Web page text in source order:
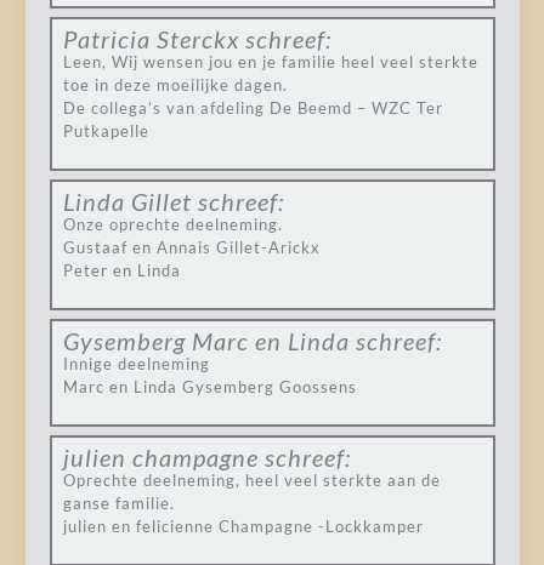
Patricia Sterckx schreef:
Leen, Wij wensen jou en je familie heel veel sterkte
toe in deze moeilijke dagen.
De collega’s van afdeling De Beemd – WZC Ter
Putkapelle
Linda Gillet schreef:
Onze oprechte deelneming.
Gustaaf en Annais Gillet-Arickx
Peter en Linda
Gysemberg Marc en Linda schreef:
Innige deelneming
Marc en Linda Gysemberg Goossens
julien champagne schreef:
Oprechte deelneming, heel veel sterkte aan de
ganse familie.
julien en felicienne Champagne -Lockkamper